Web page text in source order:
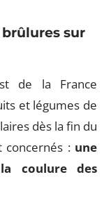
sur
de la France
et légumes de
dès la fin du
concernés : une
coulure des